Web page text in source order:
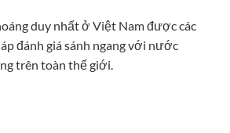
duy nhất ở Việt Nam được các
đánh giá sánh ngang với nước
trên toàn thế giới.